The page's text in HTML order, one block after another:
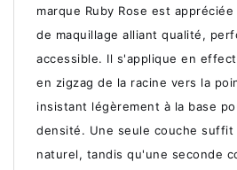
marque Ruby Rose est
de maquillage alliant qualité,
accessible. Il s'applique en
en zigzag de la racine vers la
insistant légèrement à la base
densité. Une seule couche suffit
naturel, tandis qu'une seconde